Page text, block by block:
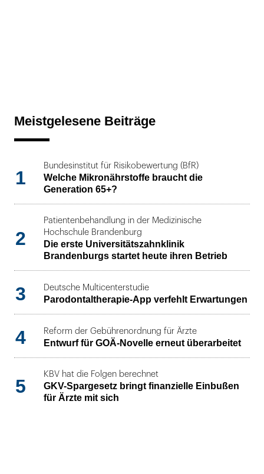
Meistgelesene Beiträge
1
Bundesinstitut für Risikobewertung (BfR)
Welche Mikronährstoffe braucht die
Generation 65+?
2
Patientenbehandlung in der Medizinische
Hochschule Brandenburg
Die erste Universitätszahnklinik
Brandenburgs startet heute ihren Betrieb
3 Deutsche Multicenterstudie
Parodontaltherapie-App verfehlt Erwartungen
4 Reform der Gebührenordnung für Ärzte
Entwurf für GOÄ-Novelle erneut überarbeitet
5
KBV hat die Folgen berechnet
GKV-Spargesetz bringt finanzielle Einbußen
für Ärzte mit sich